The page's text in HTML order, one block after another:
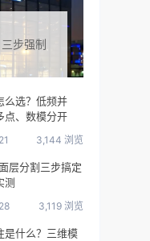
步强制
么选？低频并
点、数模分开
3,144 浏览
层分割三步搞定
测
3,119 浏览
是什么？三维模